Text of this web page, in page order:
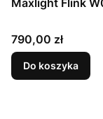
Maxlight Flink
Cena
790,00 zł
Do koszyka